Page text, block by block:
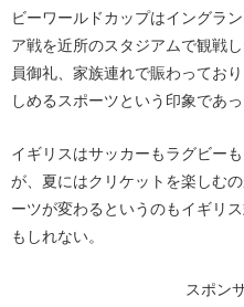
ビーワールドカップはイングラ
ア戦を近所のスタジアムで観戦
員御礼、家族連れで賑わってお
しめるスポーツという印象であっ
イギリスはサッカーもラグビー
が、夏にはクリケットを楽しむ
ーツが変わるというのもイギリ
もしれない。
スポン